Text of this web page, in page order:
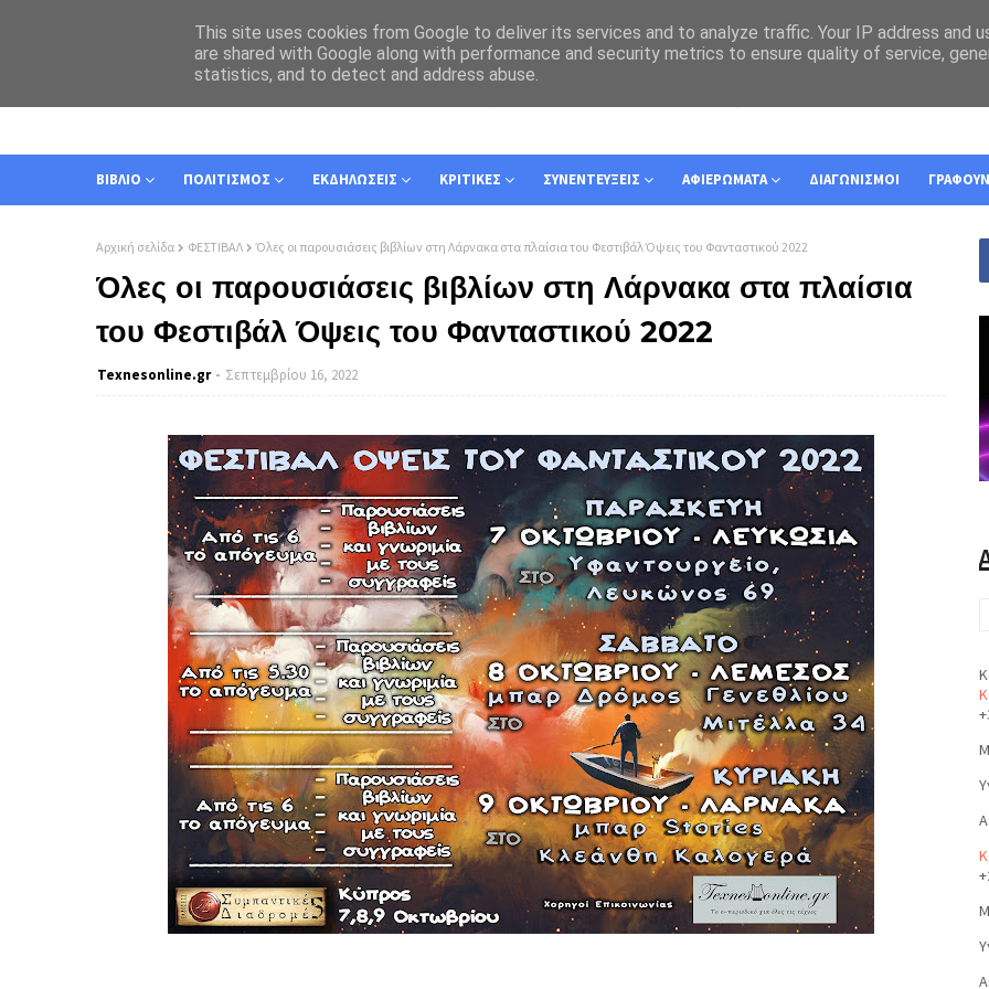
ΣΧΕΤΙΚΑ ΕΠΙΚΟΙΝΩΝΙΑ
ΒΙΒΛΙΟ ΠΟΛΙΤΙΣΜΟΣ ΕΚΔΗΛΩΣΕΙΣ ΚΡΙΤΙΚΕΣ ΣΥΝΕΝΤΕΥΞΕΙΣ ΑΦΙΕΡΩΜΑΤΑ ΔΙΑΓΩΝΙΣΜΟΙ ΓΡΑΦΟΥΝ
Αρχική σελίδα ΦΕΣΤΙΒΑΛ Όλες οι παρουσιάσεις βιβλίων στη Λάρνακα στα πλαίσια του Φεστιβάλ Όψεις του Φανταστικού 2022
Όλες οι παρουσιάσεις βιβλίων στη Λάρνακα στα πλαίσια
του Φεστιβάλ Όψεις του Φανταστικού 2022
Texnesοnline.gr Σεπτεμβρίου 16, 2022
+
+
This site uses cookies from Google to deliver its services and to analyze traffic. Your IP address and
are shared with Google along with performance and security metrics to ensure quality of service,
statistics, and to detect and address abuse.